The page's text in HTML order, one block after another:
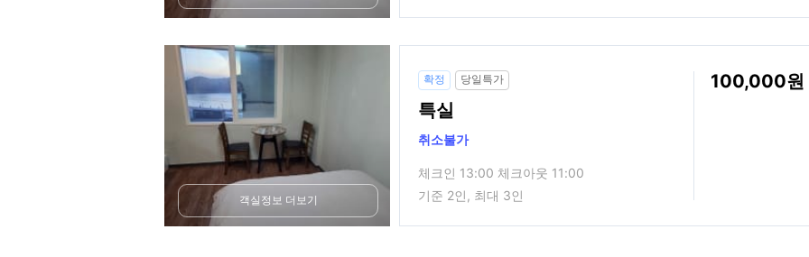
객실정보 더보기
확정 당일특가
특실
취소불가
체크인 13:00 체크아웃 11:00
기준 2인, 최대 3인
100,000